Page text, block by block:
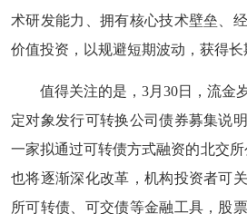
术研发能力、拥有核心技术壁垒、
价值投资，以规避短期波动，获得长
值得关注的是，3月30日，流金
定对象发行可转换公司债券募集说
一家拟通过可转债方式融资的北交
也将逐渐深化改革，机构投资者可
所可转债、可交债等金融工具，股